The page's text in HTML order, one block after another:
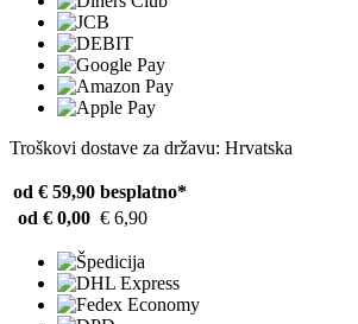
Troškovi dostave za državu: Hrvatska
od € 59,90 besplatno*
od € 0,00 € 6,90